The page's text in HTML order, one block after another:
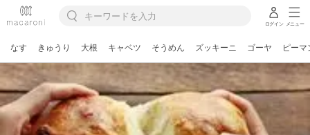
ログイン メニュー
なす きゅうり 大根 キャベツ そうめん ズッキーニ ゴーヤ ピーマ